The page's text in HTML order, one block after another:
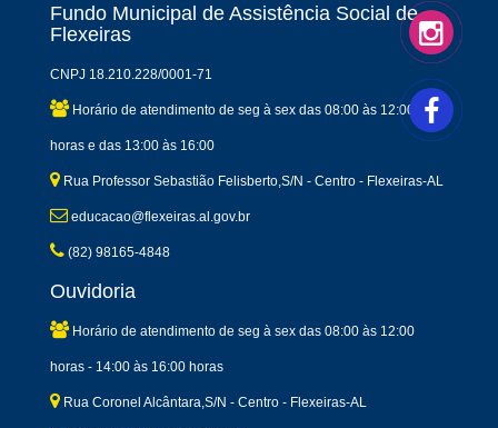
Fundo Municipal de Assistência Social de
Flexeiras
CNPJ 18.210.228/0001-71
Horário de atendimento de seg à sex das 08:00 às 12:00
horas e das 13:00 às 16:00
Rua Professor Sebastião Felisberto,S/N - Centro - Flexeiras-AL
educacao@flexeiras.al.gov.br
(82) 98165-4848
Ouvidoria
Horário de atendimento de seg à sex das 08:00 às 12:00
horas - 14:00 às 16:00 horas
Rua Coronel Alcântara,S/N - Centro - Flexeiras-AL